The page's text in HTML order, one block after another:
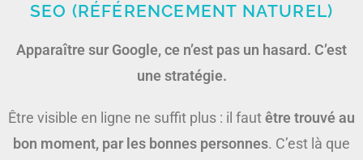
SEO (RÉFÉRENCEMENT NATUREL)
Apparaître sur Google, ce n’est pas un hasard. C’est
une stratégie.
Être visible en ligne ne suffit plus : il fautêtre trouvé au
bon moment, par les bonnes personnes. C’est là que